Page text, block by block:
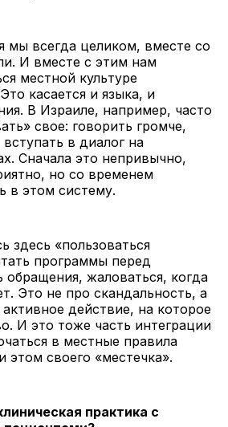
мы всегда целиком, вместе со
И вместе с этим нам
местной культуре
касается и языка, и
В Израиле, например, часто
свое: говорить громче,
в диалог на
Сначала это непривычно,
но со временем
в этом систему.
здесь «пользоваться
программы перед
обращения, жаловаться, когда
Это не про скандальность, а
действие, на которое
И это тоже часть интеграции
в местные правила
этом своего «местечка».
практика с